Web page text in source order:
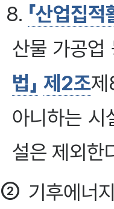
8. 「산업집
산물 가공업
법」 제2조제
아니하는 시
설은 제외한
② 기후에너